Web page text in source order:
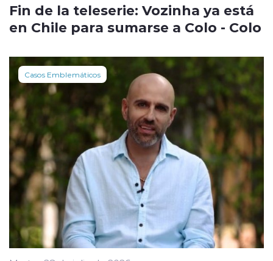
Fin de la teleserie: Vozinha ya está
en Chile para sumarse a Colo - Colo
Casos Emblemáticos